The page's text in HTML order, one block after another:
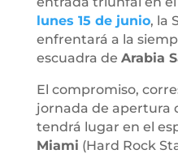
lunes 15 de junio, la
enfrentará a la
escuadra de Arabia
El compromiso,
jornada de apertura
tendrá lugar en el
Miami (Hard Rock